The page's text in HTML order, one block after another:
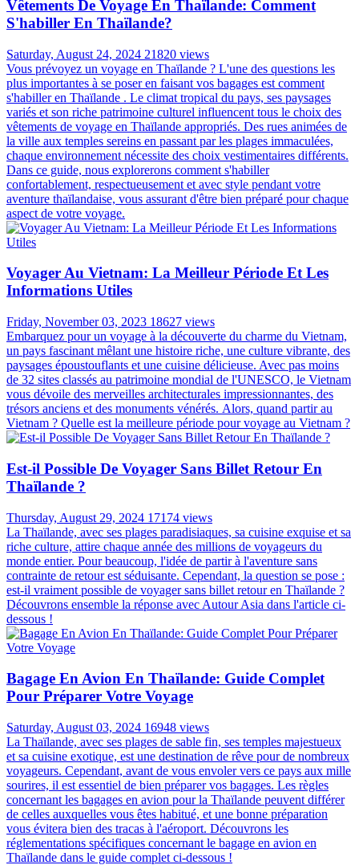
Vêtements De Voyage En Thaïlande: Comment
S'habiller En Thaïlande?
Saturday, August 24, 2024 21820 views
Vous prévoyez un voyage en Thaïlande ? L'une des questions les
plus importantes à se poser en faisant vos bagages est comment
s'habiller en Thaïlande . Le climat tropical du pays, ses paysages
variés et son riche patrimoine culturel influencent tous le choix des
vêtements de voyage en Thaïlande appropriés. Des rues animées de
la ville aux temples sereins en passant par les plages immaculées,
chaque environnement nécessite des choix vestimentaires différents.
Dans ce guide, nous explorerons comment s'habiller
confortablement, respectueusement et avec style pendant votre
aventure thaïlandaise, vous assurant d'être bien préparé pour chaque
aspect de votre voyage.
Voyager Au Vietnam: La Meilleur Période Et Les
Informations Utiles
Friday, November 03, 2023 18627 views
Embarquez pour un voyage à la découverte du charme du Vietnam,
un pays fascinant mêlant une histoire riche, une culture vibrante, des
paysages époustouflants et une cuisine délicieuse. Avec pas moins
de 32 sites classés au patrimoine mondial de l'UNESCO, le Vietnam
vous dévoile des merveilles architecturales impressionnantes, des
trésors anciens et des monuments vénérés. Alors, quand partir au
Vietnam ? Quelle est la meilleure période pour voyage au Vietnam ?
Est-il Possible De Voyager Sans Billet Retour En
Thaïlande ?
Thursday, August 29, 2024 17174 views
La Thaïlande, avec ses plages paradisiaques, sa cuisine exquise et sa
riche culture, attire chaque année des millions de voyageurs du
monde entier. Pour beaucoup, l'idée de partir à l'aventure sans
contrainte de retour est séduisante. Cependant, la question se pose :
est-il vraiment possible de voyager sans billet retour en Thaïlande ?
Découvrons ensemble la réponse avec Autour Asia dans l'article ci-
dessous !
Bagage En Avion En Thaïlande: Guide Complet
Pour Préparer Votre Voyage
Saturday, August 03, 2024 16948 views
La Thaïlande, avec ses plages de sable fin, ses temples majestueux
et sa cuisine exotique, est une destination de rêve pour de nombreux
voyageurs. Cependant, avant de vous envoler vers ce pays aux mille
sourires, il est essentiel de bien préparer vos bagages. Les règles
concernant les bagages en avion pour la Thaïlande peuvent différer
de celles auxquelles vous êtes habitué, et une bonne préparation
vous évitera bien des tracas à l'aéroport. Découvrons les
réglementations spécifiques concernant le bagage en avion en
Thaïlande dans le guide complet ci-dessous !